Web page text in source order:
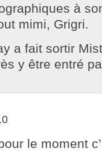
à
mimi, Grigri.
a fait sortir
y être entré
le moment